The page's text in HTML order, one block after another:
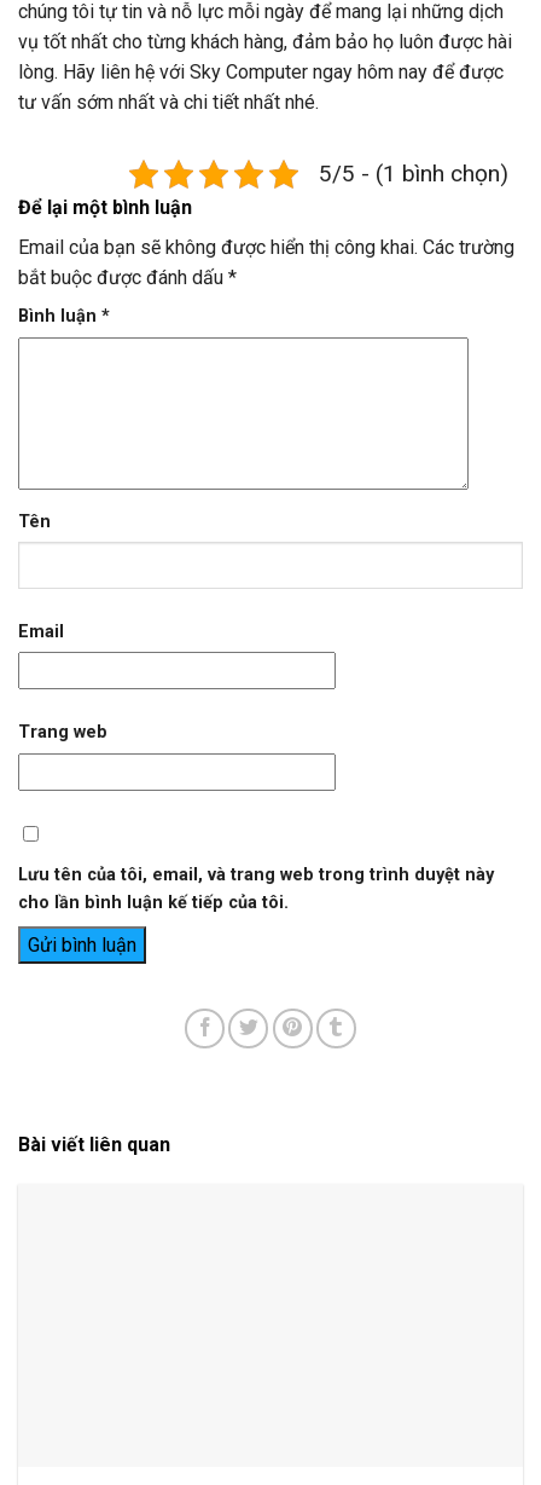
chúng tôi tự tin và nỗ lực mỗi ngày để mang lại những dịch
vụ tốt nhất cho từng khách hàng, đảm bảo họ luôn được hài
lòng. Hãy liên hệ với Sky Computer ngay hôm nay để được
tư vấn sớm nhất và chi tiết nhất nhé.
5/5 - (1 bình chọn)
Để lại một bình luận
Email của bạn sẽ không được hiển thị công khai. Các trường
bắt buộc được đánh dấu *
Bình luận *
Tên
Email
Trang web
Lưu tên của tôi, email, và trang web trong trình duyệt này
cho lần bình luận kế tiếp của tôi.
Bài viết liên quan